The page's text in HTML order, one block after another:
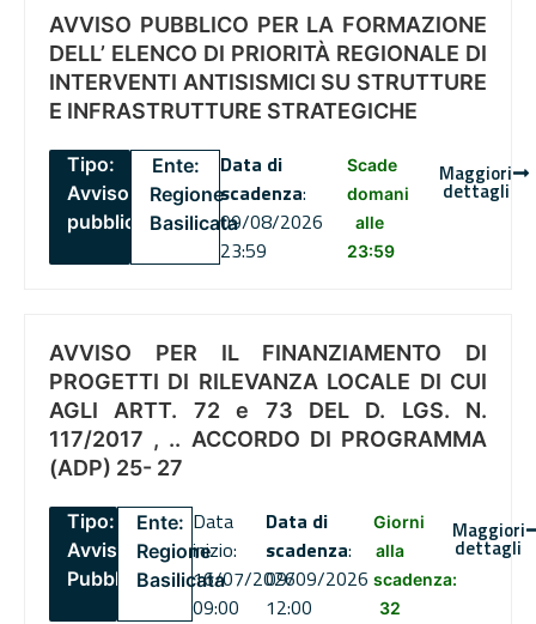
AVVISO PUBBLICO PER LA FORMAZIONE
DELL’ ELENCO DI PRIORITÀ REGIONALE DI
INTERVENTI ANTISISMICI SU STRUTTURE
E INFRASTRUTTURE STRATEGICHE
Tipo:
Avviso
pubblico
Ente:
Regione
Basilicata
Data di
scadenza:
09/08/2026
23:59
Scade
domani
alle
23:59
Maggiori
dettagli
AVVISO PER IL FINANZIAMENTO DI
PROGETTI DI RILEVANZA LOCALE DI CUI
AGLI ARTT. 72 e 73 DEL D. LGS. N.
117/2017 , .. ACCORDO DI PROGRAMMA
(ADP) 25- 27
Tipo:
Avviso
Pubblico
Ente:
Regione
Basilicata
Data
inizio:
16/07/2026
09:00
Data di
scadenza:
09/09/2026
12:00
Giorni
alla
scadenza:
32
Maggiori
dettagli